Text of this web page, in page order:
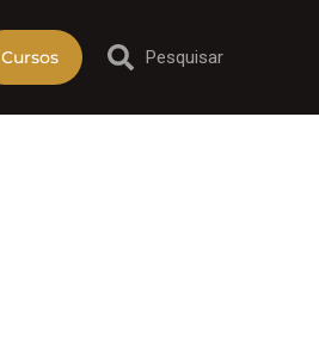
Cursos